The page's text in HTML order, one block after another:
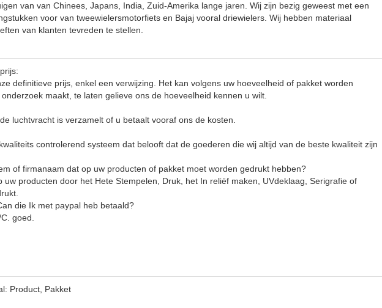
van van Chinees, Japans, India, Zuid-Amerika lange jaren. Wij zijn bezig geweest met een
voor van tweewielersmotorfiets en Bajaj vooral driewielers. Wij hebben materiaal
van klanten tevreden te stellen.
definitieve prijs, enkel een verwijzing. Het kan volgens uw hoeveelheid of pakket worden
maakt, te laten gelieve ons de hoeveelheid kennen u wilt.
luchtvracht is verzamelt of u betaalt vooraf ons de kosten.
controlerend systeem dat belooft dat de goederen die wij altijd van de beste kwaliteit zijn
of firmanaam dat op uw producten of pakket moet worden gedrukt hebben?
uw producten door het Hete Stempelen, Druk, het In reliëf maken, UVdeklaag, Serigrafie of
die Ik met paypal heb betaald?
goed.
Product, Pakket